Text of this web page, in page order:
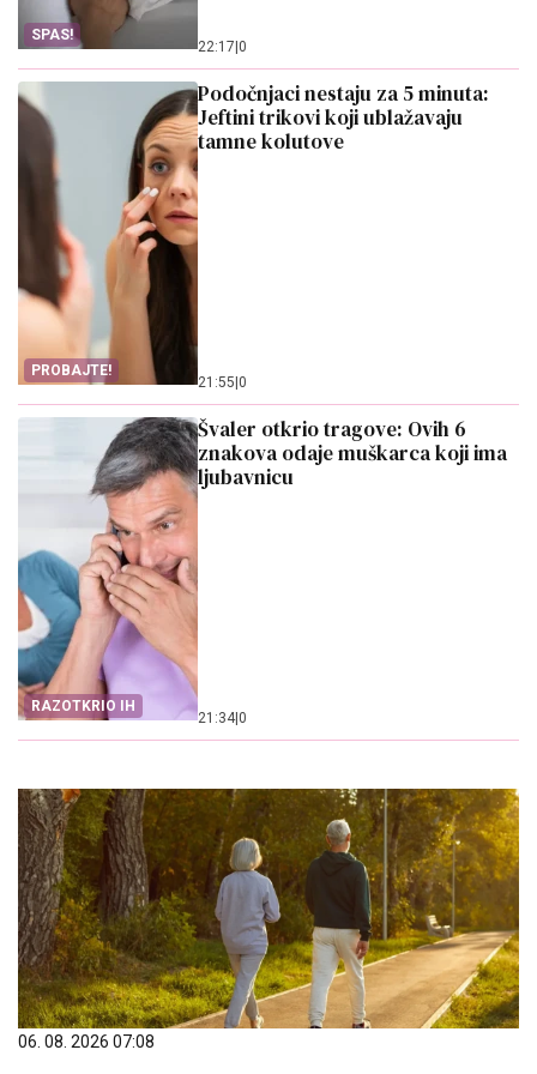
SPAS!
22:17|0
PROBAJTE!
Podočnjaci nestaju za 5 minuta:
Jeftini trikovi koji ublažavaju
tamne kolutove
21:55|0
RAZOTKRIO IH
Švaler otkrio tragove: Ovih 6
znakova odaje muškarca koji ima
ljubavnicu
21:34|0
06. 08. 2026 07:08